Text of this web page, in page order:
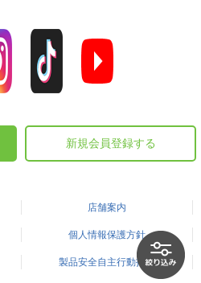
新規会員登録する
店舗案内
個人情報保護方針
製品安全自主行動指針